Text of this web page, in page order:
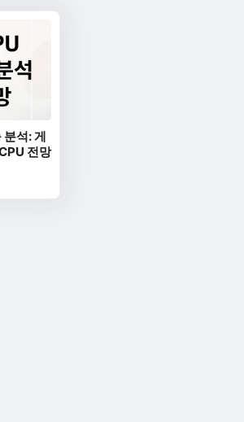
석: 게
전망